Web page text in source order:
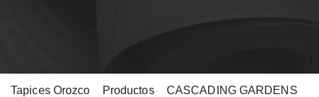
Tapices Orozco Productos> CASCADING GARDENS